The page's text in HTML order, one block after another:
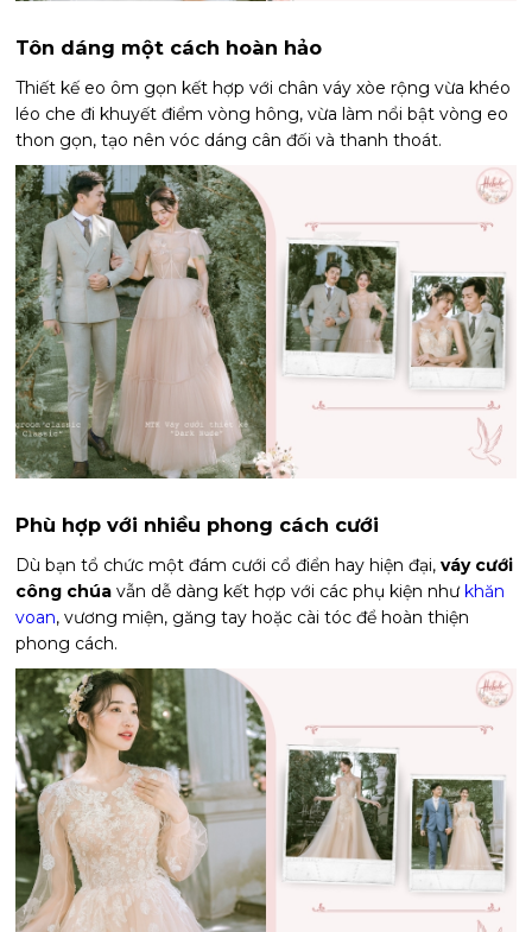
Tôn dáng một cách hoàn hảo
Thiết kế eo ôm gọn kết hợp với chân váy xòe rộng vừa khéo
léo che đi khuyết điểm vòng hông, vừa làm nổi bật vòng eo
thon gọn, tạo nên vóc dáng cân đối và thanh thoát.
Phù hợp với nhiều phong cách cưới
Dù bạn tổ chức một đám cưới cổ điển hay hiện đại,váy cưới
công chúa vẫn dễ dàng kết hợp với các phụ kiện nhưkhăn
voan, vương miện, găng tay hoặc cài tóc để hoàn thiện
phong cách.